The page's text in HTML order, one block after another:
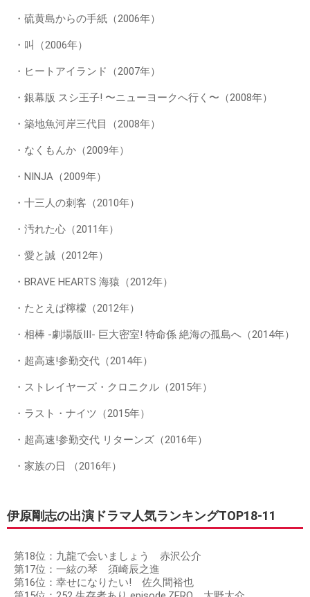
・硫黄島からの手紙（2006年）
・叫（2006年）
・ヒートアイランド（2007年）
・銀幕版 スシ王子! 〜ニューヨークへ行く〜（2008年）
・築地魚河岸三代目（2008年）
・なくもんか（2009年）
・NINJA（2009年）
・十三人の刺客（2010年）
・汚れた心（2011年）
・愛と誠（2012年）
・BRAVE HEARTS 海猿（2012年）
・たとえば檸檬（2012年）
・相棒 -劇場版III- 巨大密室! 特命係 絶海の孤島へ（2014年）
・超高速!参勤交代（2014年）
・ストレイヤーズ・クロニクル（2015年）
・ラスト・ナイツ（2015年）
・超高速!参勤交代 リターンズ（2016年）
・家族の日 （2016年）
伊原剛志の出演ドラマ人気ランキングTOP18-11
第18位：九龍で会いましょう 赤沢公介
第17位：一絃の琴 須崎辰之進
第16位：幸せになりたい! 佐久間裕也